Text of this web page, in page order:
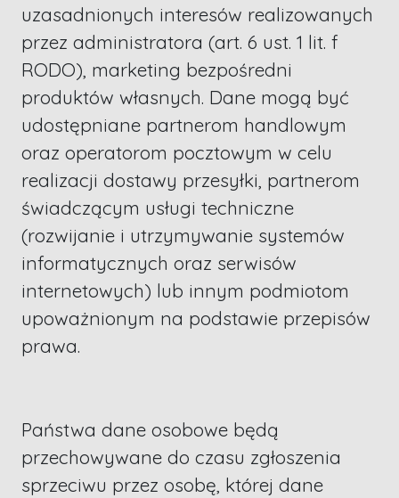
uzasadnionych interesów realizowanych
przez administratora (art. 6 ust. 1 lit. f
RODO), marketing bezpośredni
produktów własnych. Dane mogą być
udostępniane partnerom handlowym
oraz operatorom pocztowym w celu
realizacji dostawy przesyłki, partnerom
świadczącym usługi techniczne
(rozwijanie i utrzymywanie systemów
informatycznych oraz serwisów
internetowych) lub innym podmiotom
upoważnionym na podstawie przepisów
prawa.
Państwa dane osobowe będą
przechowywane do czasu zgłoszenia
sprzeciwu przez osobę, której dane